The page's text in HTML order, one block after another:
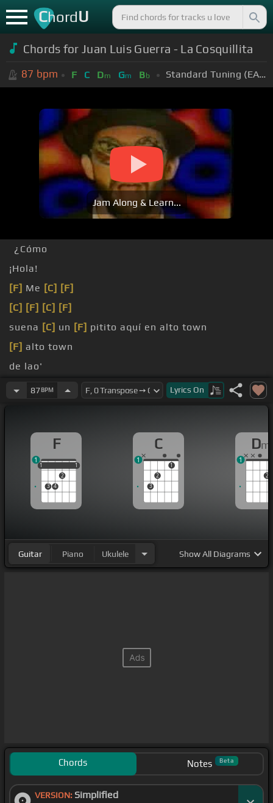
ChordU
Chords for Juan Luis Guerra - La Cosquillita
87 bpm F C Dm Gm Bb Standard Tuning (EADGBE)
Jam Along & Learn...
¿Cómo
¡Hola!
[F] Me [C] [F]
[C] [F] [C] [F]
suena [C] un [F] pitito aquí en alto town
[F] alto town
de lao'
protagonizao'
87BPM Lyrics On
F
1
3 4
2
1
1 1
1
C
3
2
1
1
Dm
2
1
Guitar Piano Ukulele ShowAll Diagrams
Chords Notes Beta
VERSION: Simplified